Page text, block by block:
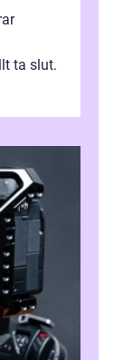
ta slut.